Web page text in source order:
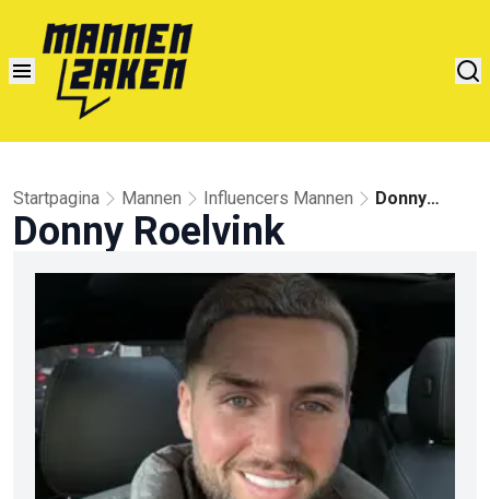
Startpagina Mannen Influencers Mannen
Donny
Donny Roelvink